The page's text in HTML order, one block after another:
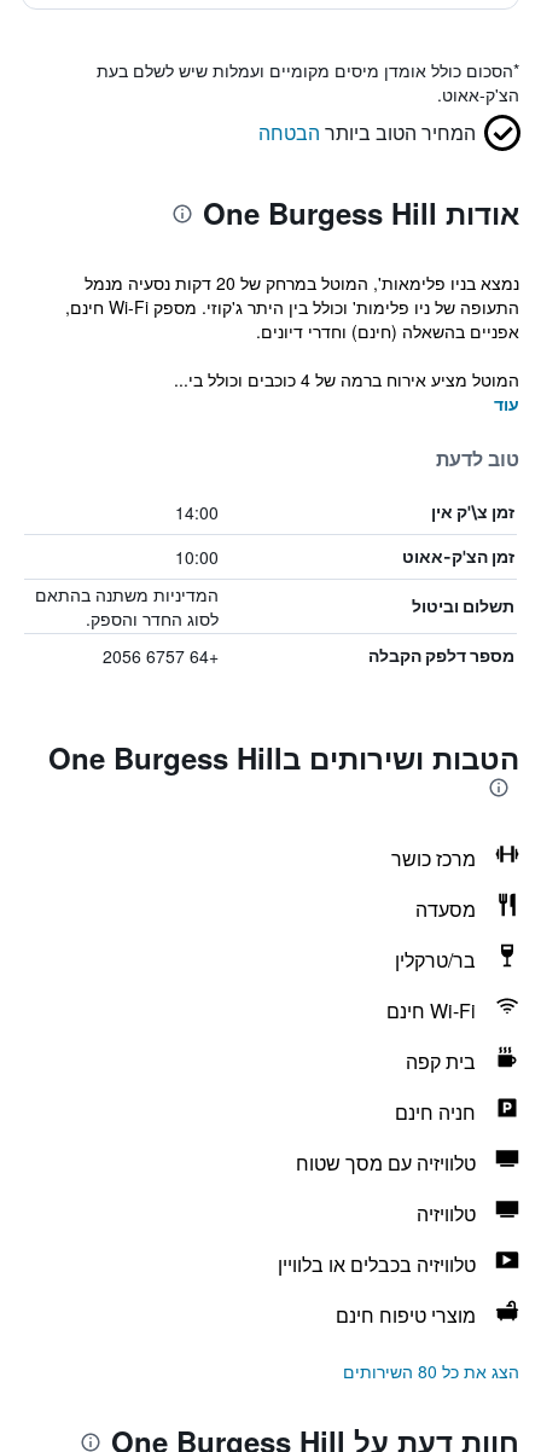
*הסכום כולל אומדן מיסים מקומיים ועמלות שיש לשלם בעת
הצ'ק-אאוט.
המחיר הטוב ביותר הבטחה
אודות One Burgess Hill
נמצא בניו פלימאות', המוטל במרחק של 20 דקות נסעיה מנמל
התעופה של ניו פלימות' וכולל בין היתר ג'קוזי. מספק Wi-Fi חינם,
אפניים בהשאלה (חינם) וחדרי דיונים.
המוטל מציע אירוח ברמה של 4 כוכבים וכולל בי...
עוד
טוב לדעת
זמן צ\'ק אין 14:00
זמן הצ'ק-אאוט 10:00
תשלום וביטול
המדיניות משתנה בהתאם
לסוג החדר והספק.
מספר דלפק הקבלה +64 6757 2056
הטבות ושירותים בOne Burgess Hill
מרכז כושר
מסעדה
בר/טרקלין
Wi-Fi חינם
בית קפה
חניה חינם
טלוויזיה עם מסך שטוח
טלוויזיה
טלוויזיה בכבלים או בלוויין
מוצרי טיפוח חינם
הצג את כל 80 השירותים
חוות דעת על One Burgess Hill